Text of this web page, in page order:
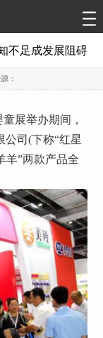
不足成发展阻碍
：
展举办期间，
司(下称“红星
羊”两款产品全